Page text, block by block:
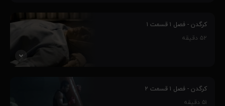
کرگدن - فصل ۱ قسمت ۱
۵۲ دقیقه
پنج جوان، به واسطه مهارت‌هایشان وارد چالش کرگدن می‌شوند و این
سرآغاز رفاقت بین آنهاست، فارغ از اینکه چالش کرگدن از طرف یک
مافیای بزرگ و پر قدرت طراحی شده‌است و ماجراهای غیر قابل پیش بینی
کرگدن - فصل ۱ قسمت ۲
۵۱ دقیقه